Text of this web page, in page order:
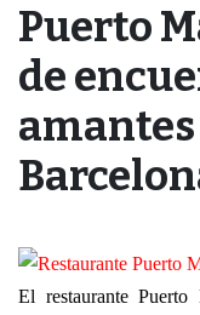
Puerto
de
amantes
El restaurante